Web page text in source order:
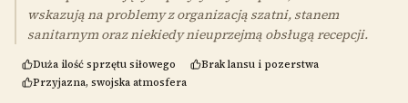
wskazują na problemy z organizacją szatni, stanem
sanitarnym oraz niekiedy nieuprzejmą obsługą recepcji.
Duża ilość sprzętu siłowego
Brak lansu i pozerstwa
Przyjazna, swojska atmosfera